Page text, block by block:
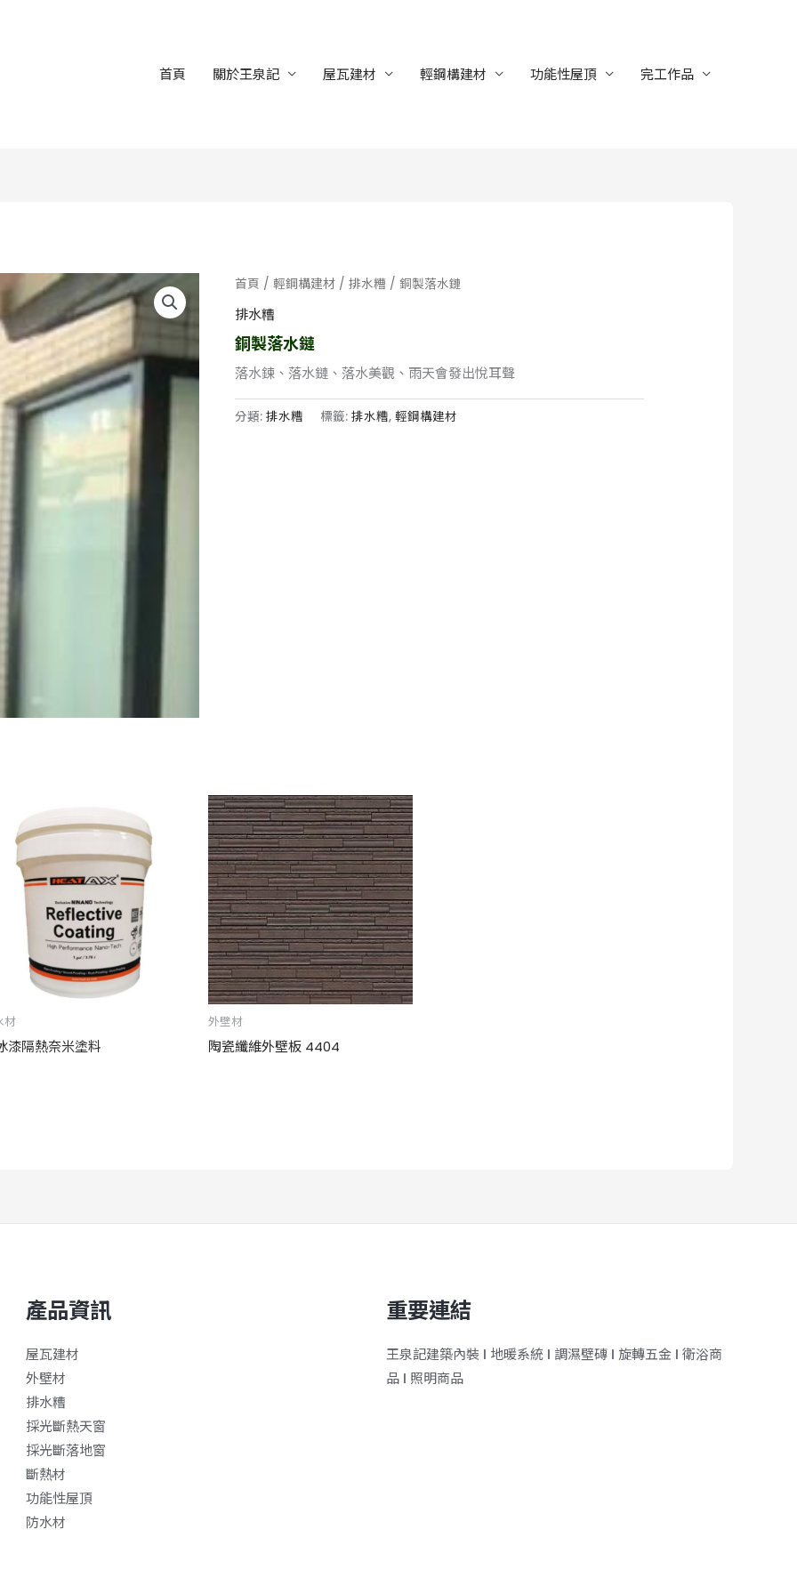
首頁 關於王泉記 屋瓦建材 輕鋼構建材 功能性屋頂 完工作品
首頁 / 輕鋼構建材 / 排水糟 / 銅製落水鏈
排水糟
銅製落水鏈
落水鍊、落水鏈、落水美觀、雨天會發出悅耳聲
分類: 排水糟 標籤: 排水糟, 輕鋼構建材
材
漆隔熱奈米塗料
外壁材
陶瓷纖維外壁板 4404
產品資訊
屋瓦建材
外壁材
排水糟
採光斷熱天窗
採光斷落地窗
斷熱材
功能性屋頂
防水材
重要連結
王泉記建築內裝 ǀ 地暖系統 ǀ 調濕壁磚 ǀ 旋轉五金 ǀ 衛浴商
品 ǀ 照明商品